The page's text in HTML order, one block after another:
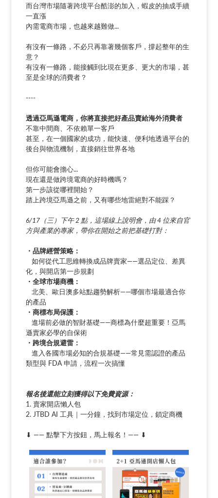
而台灣市場隨著跨境平台酷澎的加入，蝦皮的抽成手續
一直漲
內需電商市場，也越來越難做...
有沒有一條路，不必只再靠著幾個客戶，撐起整年的生
意？
有沒有一條路，能接觸到比現在更多、更大的市場，甚
至是全球的消費者？
----
透過亞馬遜電商，你將直接把好產品賣給海外消費者
不靠中間商、不依賴單一客戶
甚至，在一個國家的成功，能快速、便利地透過平台的
後台與物流機制，直接銷往世界各地
但你可能會擔心...
現在還是做跨境電商的好時機嗎？
第一步該從哪裡開始？
踏上跨境亞馬遜之前，又有哪些地雷絕對不能踩？
6/17（三）下午 2 點，這場線上說明會， 由 4 位來自官
方與產業的專家，帶你在開始之前把基礎打對：
・品牌經營策略：
如何從代工思維轉換成品牌賣家——選品定位、差異
化，與開店第一步規劃
・全球市場商機：
北美、歐日澳多站點趨勢解析——哪個市場最適合你
的產品
・商標布局保護：
進場前必做的智財基礎——商標為什麼超重要！亞馬
遜賣家必學的自保術
・跨境合規避雷：
進入各國市場必知的合規基礎——常見需認證的產品
類型與 FDA 申請，流程一次搞懂
報名後還能立刻獲得以下免費資源：
1. 賣家開店懶人包
2. JTBD AI 工具｜一分鐘，找到市場定位，鎖定商機
⬇ —— 點擊下方按鈕，馬上報名！—— ⬇